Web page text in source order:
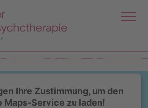
Ihre Zustimmung, um den
Maps-Service zu laden!